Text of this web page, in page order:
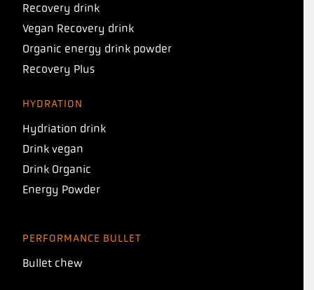
Recovery drink
Vegan Recovery drink
Organic energy drink powder
Recovery Plus
HYDRATION
Hydriation drink
Drink vegan
Drink Organic
Energy Powder
PERFORMANCE BULLET
Bullet chew